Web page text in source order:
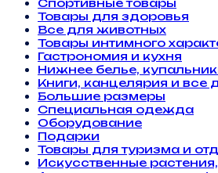
Спортивные товары
Товары для здоровья
Все для животных
Товары интимного
Гастрономия и кухня
Нижнее белье,
Книги, канцелярия и все
Большие размеры
Специальная одежда
Оборудование
Подарки
Товары для туризма и
Искусственные